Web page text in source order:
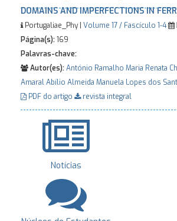
DOMAINS AND IMPERFECTIONS IN
Portugaliae_Phy | Volume 17 / Fascículo 1-4
Página(s):169
Palavras-chave:
Autor(es):António Ramalho Maria Renata
AmaralAbílio Almeida Manuela Lopes dos
PDF do artigo
revista integral
Notícias